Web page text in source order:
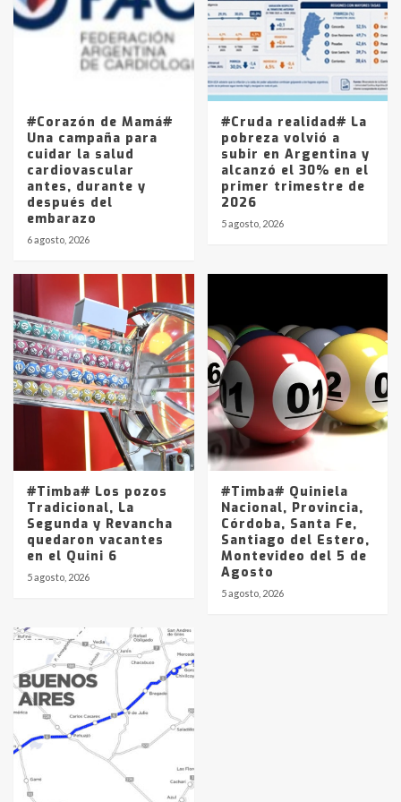
4
Los precios de los combustibles en
La Pampa, desde YPF hasta Axion
entre 857 a 1338 pesos
#Corazón de Mamá#
Una campaña para
cuidar la salud
cardiovascular
antes, durante y
después del
embarazo
6 agosto, 2026
#Cruda realidad# La
pobreza volvió a
subir en Argentina y
alcanzó el 30% en el
primer trimestre de
2026
5 agosto, 2026
#Timba# Los pozos
Tradicional, La
Segunda y Revancha
quedaron vacantes
en el Quini 6
5 agosto, 2026
#Timba# Quiniela
Nacional, Provincia,
Córdoba, Santa Fe,
Santiago del Estero,
Montevideo del 5 de
Agosto
5 agosto, 2026